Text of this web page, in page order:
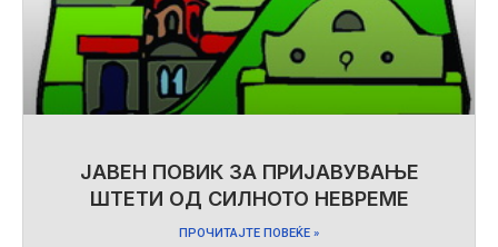
ЈАВЕН ПОВИК ЗА ПРИЈАВУВАЊЕ
ШТЕТИ ОД СИЛНОТО НЕВРЕМЕ
ПРОЧИТАЈТЕ ПОВЕЌЕ »